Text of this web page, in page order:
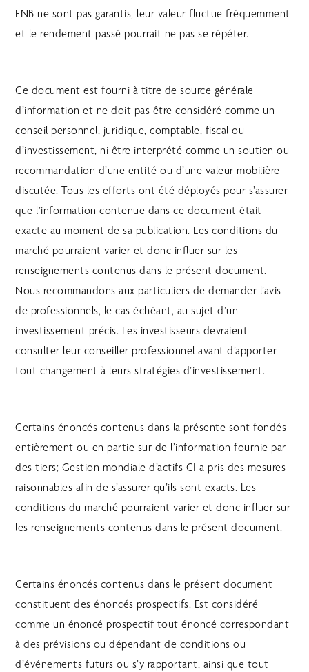
FNB ne sont pas garantis, leur valeur fluctue fréquemment
et le rendement passé pourrait ne pas se répéter.
Ce document est fourni à titre de source générale
d’information et ne doit pas être considéré comme un
conseil personnel, juridique, comptable, fiscal ou
d’investissement, ni être interprété comme un soutien ou
recommandation d’une entité ou d’une valeur mobilière
discutée. Tous les efforts ont été déployés pour s’assurer
que l’information contenue dans ce document était
exacte au moment de sa publication. Les conditions du
marché pourraient varier et donc influer sur les
renseignements contenus dans le présent document.
Nous recommandons aux particuliers de demander l’avis
de professionnels, le cas échéant, au sujet d’un
investissement précis. Les investisseurs devraient
consulter leur conseiller professionnel avant d’apporter
tout changement à leurs stratégies d’investissement.
Certains énoncés contenus dans la présente sont fondés
entièrement ou en partie sur de l’information fournie par
des tiers; Gestion mondiale d’actifs CI a pris des mesures
raisonnables afin de s’assurer qu’ils sont exacts. Les
conditions du marché pourraient varier et donc influer sur
les renseignements contenus dans le présent document.
Certains énoncés contenus dans le présent document
constituent des énoncés prospectifs. Est considéré
comme un énoncé prospectif tout énoncé correspondant
à des prévisions ou dépendant de conditions ou
d’événements futurs ou s’y rapportant, ainsi que tout